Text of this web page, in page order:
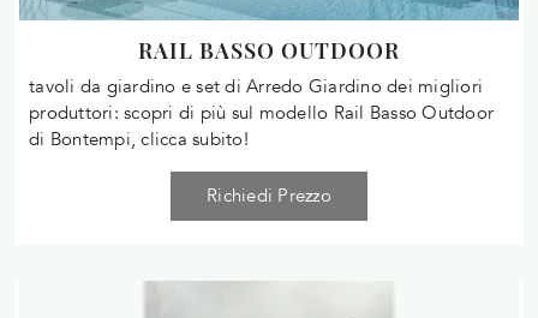
RAIL BASSO OUTDOOR
tavoli da giardino e set di Arredo Giardino dei migliori
produttori: scopri di più sul modello Rail Basso Outdoor
di Bontempi, clicca subito!
Richiedi Prezzo